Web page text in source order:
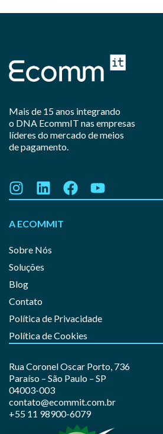
Mais de 15 anos integrando
o DNA EcommIT nas empresas
líderes do mercado de meios
de pagamento.
A ECOMMIT
Sobre Nós
Soluções
Blog
Contato
Política de Privacidade
Política de Cookies
Rua Coronel Oscar Porto, 736
Paraíso – São Paulo – SP
04003-003
contato@ecommit.com.br
+55 11 98900-6079